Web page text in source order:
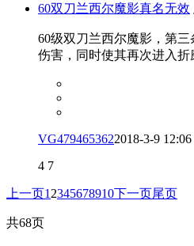
60双刀兰西尔魔影真名无效
60级双刀兰西尔魔影，第
伤害，同时使其再次进入折
VG4794653622018-3-9 12:06
4 7
上一页1 2345678910下一页尾页
共68页